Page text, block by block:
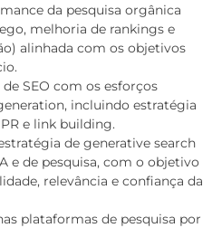
da pesquisa orgânica
melhoria de rankings e
alinhada com os objetivos
SEO com os esforços
incluindo estratégia
e link building.
de generative search
e de pesquisa, com o objetivo
relevância e confiança da
plataformas de pesquisa por